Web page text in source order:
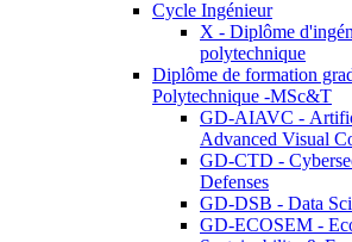
Cycle Ingénieur
X - Diplôme
polytechnique
Diplôme de formation
Polytechnique -MSc&T
GD-AIAVC -
Advanced Visual
GD-CTD -
Defenses
GD-DSB - Data
GD-ECOSEM -